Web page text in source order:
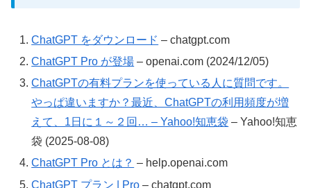
ChatGPT をダウンロード – chatgpt.com
ChatGPT Pro が登場 – openai.com (2024/12/05)
ChatGPTの有料プランを使っている人に質問です。
やっぱ違いますか？最近、ChatGPTの利用頻度が増
えて、1日に１～２回… – Yahoo!知恵袋 – Yahoo!知恵
袋 (2025-08-08)
ChatGPT Pro とは？ – help.openai.com
ChatGPT プラン | Pro – chatgpt.com